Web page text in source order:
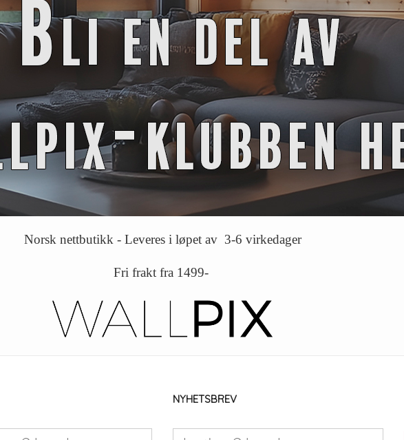
Norsk nettbutikk - Leveres i løpet av 3-6 virkedager
Fri frakt fra 1499-
NYHETSBREV